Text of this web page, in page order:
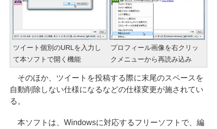
ツイート個別のURLを入力し
て本ソフトで開く機能
プロフィール画像を右クリッ
クメニューから再読み込み
そのほか、ツイートを投稿する際に末尾のスペースを
自動削除しない仕様になるなどの仕様変更が施されてい
る。
本ソフトは、Windowsに対応するフリーソフトで、編